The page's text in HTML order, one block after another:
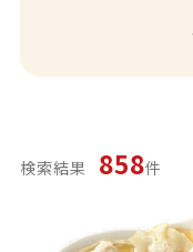
検索結果 858件